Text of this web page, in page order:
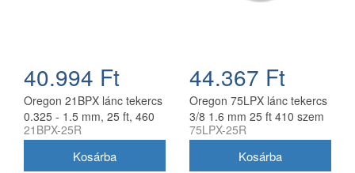
40.994 Ft
Oregon 21BPX lánc tekercs
0.325 - 1.5 mm, 25 ft, 460
szem
21BPX-25R
44.367 Ft
Oregon 75LPX lánc tekercs
3/8 1.6 mm 25 ft 410 szem
75LPX-25R